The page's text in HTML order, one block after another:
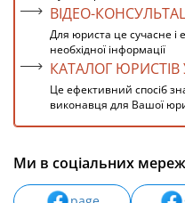
ВІДЕО-
Для юриста це сучасне
необхідної інформації
КАТАЛОГ ЮРИСТІВ
Це ефективний спосіб
виконавця для Вашої
Ми в соціальних